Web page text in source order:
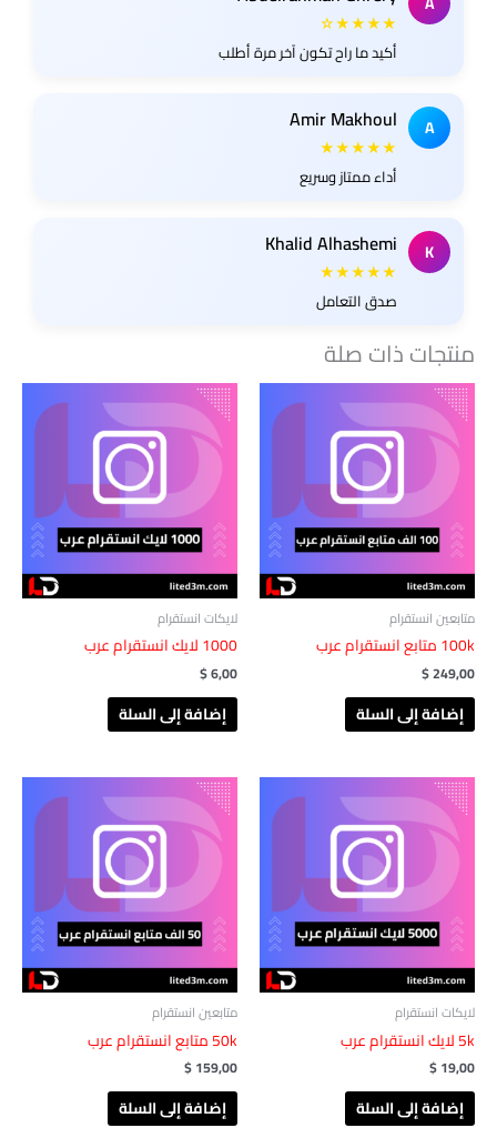
★★★★☆
أكيد ما راح تكون آخر مرة أطلب
A
Amir Makhoul
★★★★★
أداء ممتاز وسريع
K
Khalid Alhashemi
★★★★★
صدق التعامل
منتجات ذات صلة
متابعين انستقرام
100k متابع انستقرام عرب
$249,00
إضافة إلى السلة
لايكات انستقرام
1000 لايك انستقرام عرب
$6,00
إضافة إلى السلة
لايكات انستقرام
5k لايك انستقرام عرب
$19,00
إضافة إلى السلة
متابعين انستقرام
50k متابع انستقرام عرب
$159,00
إضافة إلى السلة